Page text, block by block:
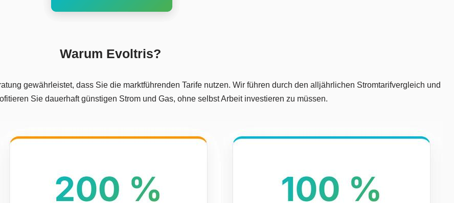
Warum Evoltris?
gewährleistet, dass Sie die marktführenden Tarife nutzen. Wir führen durch den alljährlichen Stromtarifvergleich und
Sie dauerhaft günstigen Strom und Gas, ohne selbst Arbeit investieren zu müssen.